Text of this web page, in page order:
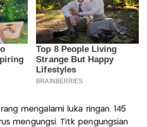
mengalami luka ringan. 145
mengungsi. Titk pengungsian